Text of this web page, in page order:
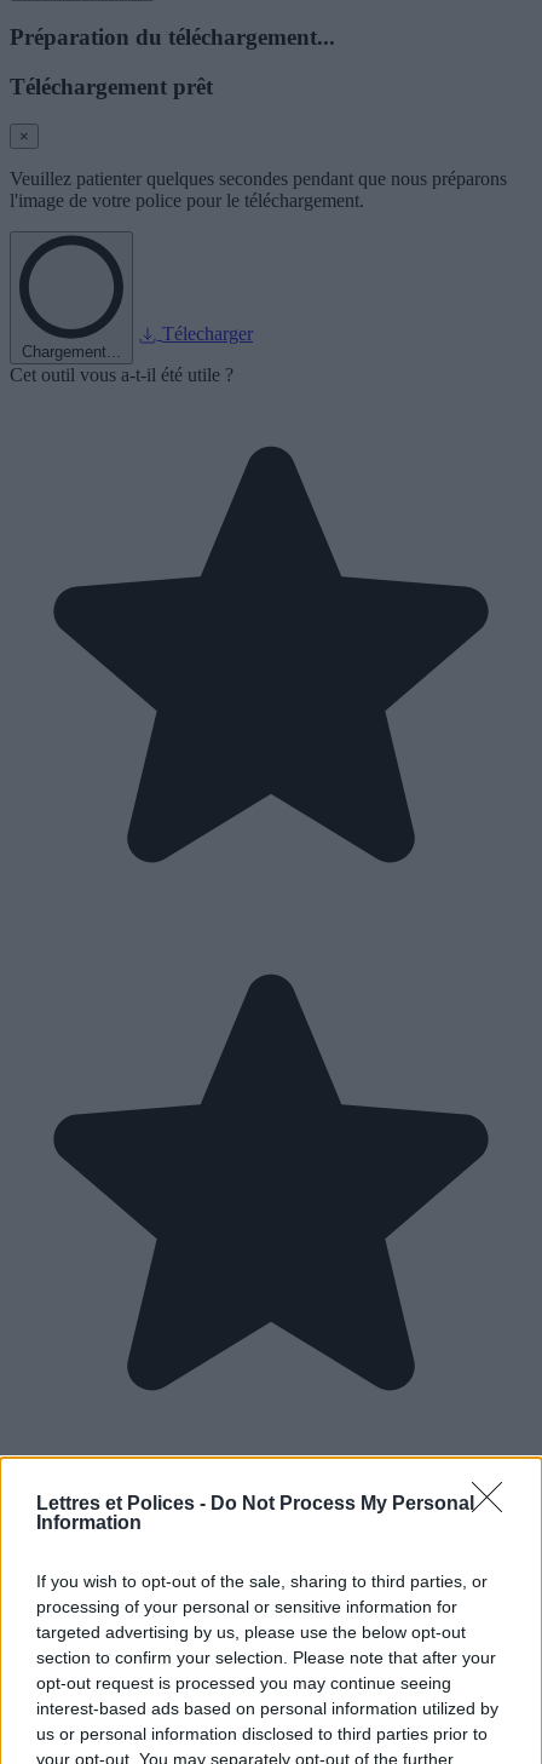
Lettres et Polices - Do Not Process My Personal
Information
If you wish to opt-out of the sale, sharing to third parties, or
processing of your personal or sensitive information for
targeted advertising by us, please use the below opt-out
section to confirm your selection. Please note that after your
opt-out request is processed you may continue seeing
interest-based ads based on personal information utilized by
us or personal information disclosed to third parties prior to
your opt-out. You may separately opt-out of the further
Préparation du téléchargement...
Téléchargement prêt
×
Veuillez patienter quelques secondes pendant que nous préparons
l'image de votre police pour le téléchargement.
Chargement...
Télecharger
Cet outil vous a-t-il été utile ?